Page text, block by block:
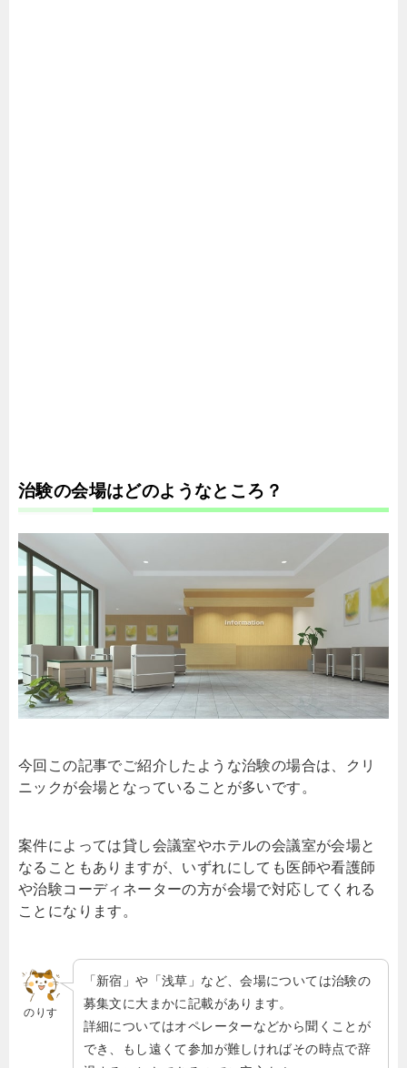
治験の会場はどのようなところ？
今回この記事でご紹介したような治験の場合は、クリ
ニックが会場となっていることが多いです。
案件によっては貸し会議室やホテルの会議室が会場と
なることもありますが、いずれにしても医師や看護師
や治験コーディネーターの方が会場で対応してくれる
ことになります。
のりす
「新宿」や「浅草」など、会場については治験の
募集文に大まかに記載があります。
詳細についてはオペレーターなどから聞くことが
でき、もし遠くて参加が難しければその時点で辞